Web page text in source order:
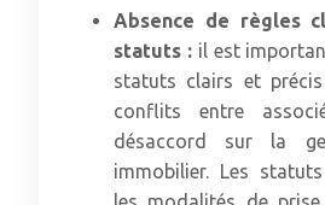
Absence de règles
statuts : il est
statuts clairs et
conflits entre
désaccord sur la
immobilier. Les